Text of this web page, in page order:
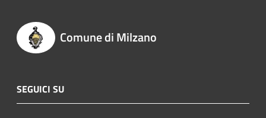
Comune di Milzano
SEGUICI SU